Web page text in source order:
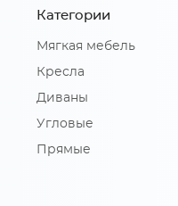
Категории
Мягкая мебель
Кресла
Диваны
Угловые
Прямые